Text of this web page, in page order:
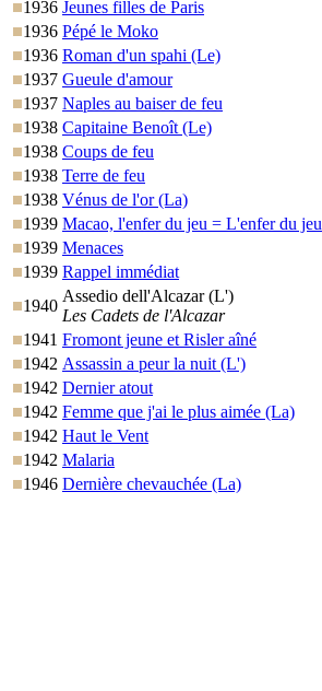
1936 Jeunes filles de Paris
1936 Pépé le Moko
1936 Roman d'un spahi (Le)
1937 Gueule d'amour
1937 Naples au baiser de feu
1938 Capitaine Benoît (Le)
1938 Coups de feu
1938 Terre de feu
1938 Vénus de l'or (La)
1939 Macao, l'enfer du jeu = L'enfer du jeu
1939 Menaces
1939 Rappel immédiat
1940
Assedio dell'Alcazar (L')
Les Cadets de l'Alcazar
1941 Fromont jeune et Risler aîné
1942 Assassin a peur la nuit (L')
1942 Dernier atout
1942 Femme que j'ai le plus aimée (La)
1942 Haut le Vent
1942 Malaria
1946 Dernière chevauchée (La)